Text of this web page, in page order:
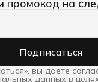
промокод на
Подписаться
вы даете
данных в